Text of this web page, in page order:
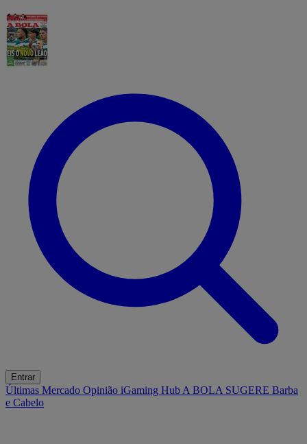
Entrar
Últimas Mercado Opinião iGaming Hub A BOLA SUGERE Barba
e Cabelo